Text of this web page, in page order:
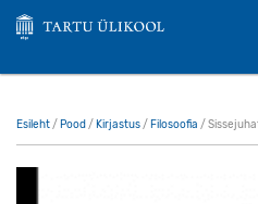
Esileht/ Pood / Kirjastus/ Filosoofia /